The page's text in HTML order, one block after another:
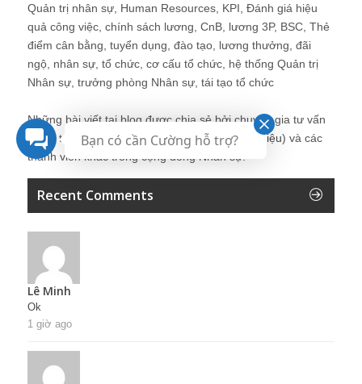
Quản trị nhân sự, Human Resources, KPI, Đánh giá hiệu
quả công việc, chính sách lương, CnB, lương 3P, BSC, Thẻ
điểm cân bằng, tuyển dụng, đào tạo, lương thưởng, đãi
ngộ, nhân sự, tổ chức, cơ cấu tổ chức, hệ thống Quản trị
Nhân sự, trưởng phòng Nhân sự, tái tạo tổ chức
Những bài viết tại blog được chia sẻ bởi chuyên gia tư vấn
Quản trị Nhân sự Nguyễn Hùng Cường (giới thiệu) và các
thành viên khác trong cộng đồng Nhân sự.
Recent Comments
Lê Minh
Ok
1 giờ ago
Bạn có cần Cường hỗ trợ?